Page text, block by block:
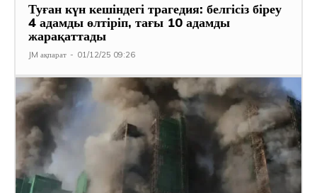
Туған күн кешіндегі трагедия: белгісіз біреу
4 адамды өлтіріп, тағы 10 адамды
жарақаттады
JM ақпарат - 01/12/25 09:26